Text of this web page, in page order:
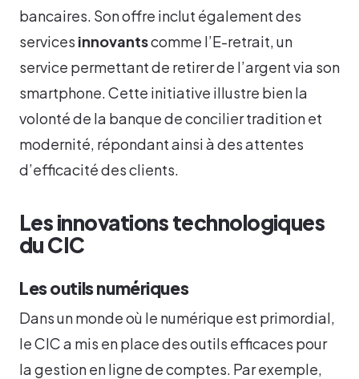
bancaires. Son offre inclut également des
services innovantscomme l’E-retrait, un
service permettant de retirer de l’argent via son
smartphone. Cette initiative illustre bien la
volonté de la banque de concilier tradition et
modernité, répondant ainsi à des attentes
d’efficacité des clients.
Les innovations technologiques
du CIC
Les outils numériques
Dans un monde où le numérique est primordial,
le CIC a mis en place des outils efficaces pour
la gestion en ligne de comptes. Par exemple,